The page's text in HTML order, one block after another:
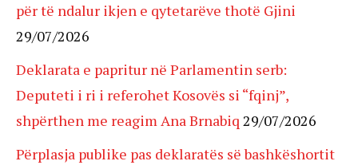
për të ndalur ikjen e qytetarëve thotë Gjini
29/07/2026
Deklarata e papritur në Parlamentin serb:
Deputeti i ri i referohet Kosovës si “fqinj”,
shpërthen me reagim Ana Brnabiq 29/07/2026
Përplasja publike pas deklaratës së bashkëshortit